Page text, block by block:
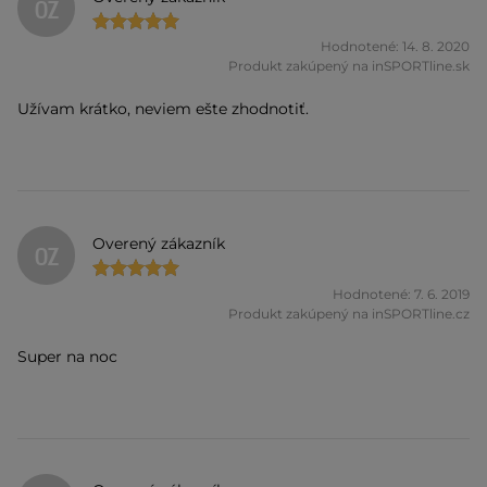
OZ
Hodnotené: 14. 8. 2020
Produkt zakúpený na inSPORTline.sk
Užívam krátko, neviem ešte zhodnotiť.
OZ Overený zákazník
Hodnotené: 7. 6. 2019
Produkt zakúpený na inSPORTline.cz
Super na noc